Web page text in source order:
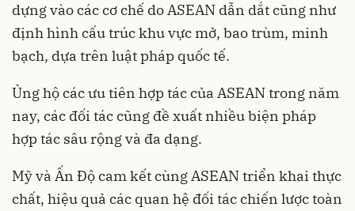
dựng vào các cơ chế do ASEAN dẫn dắt cũng như
định hình cấu trúc khu vực mở, bao trùm, minh
bạch, dựa trên luật pháp quốc tế.
Ủng hộ các ưu tiên hợp tác của ASEAN trong năm
nay, các đối tác cũng đề xuất nhiều biện pháp
hợp tác sâu rộng và đa dạng.
Mỹ và Ấn Độ cam kết cùng ASEAN triển khai thực
chất, hiệu quả các quan hệ đối tác chiến lược toàn